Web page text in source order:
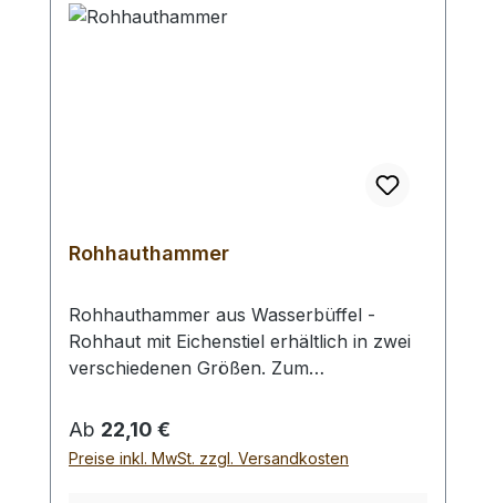
Rohhauthammer
Rohhauthammer aus Wasserbüffel -
Rohhaut mit Eichenstiel erhältlich in zwei
verschiedenen Größen. Zum
Locheisen, Punziereisen, etc.
Auswahlliste:#1 Gesamtgewicht: 295
Gramm / Kopf - Ø : 48 mm / Gesamtlänge
Regulärer Preis:
Ab 22,10 €
Preise inkl. MwSt. zzgl. Versandkosten